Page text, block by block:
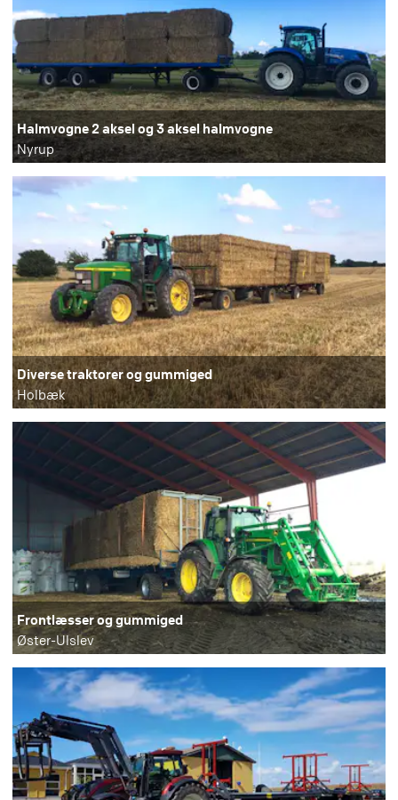
Halmvogne 2 aksel og 3 aksel halmvogne
Nyrup
Diverse traktorer og gummiged
Holbæk
Frontlæsser og gummiged
Øster-Ulslev